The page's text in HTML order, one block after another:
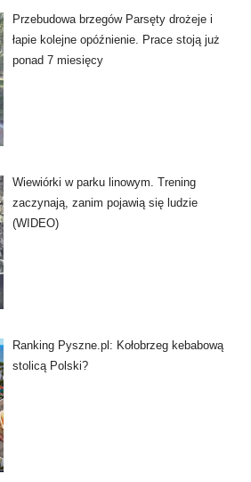
Przebudowa brzegów Parsęty drożeje i
łapie kolejne opóźnienie. Prace stoją już
ponad 7 miesięcy
Wiewiórki w parku linowym. Trening
zaczynają, zanim pojawią się ludzie
(WIDEO)
Ranking Pyszne.pl: Kołobrzeg kebabową
stolicą Polski?